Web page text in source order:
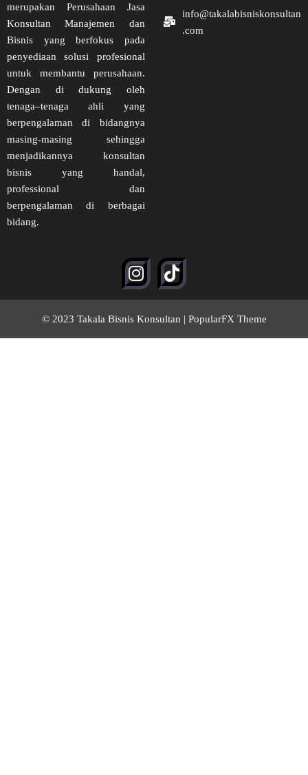
merupakan Perusahaan Jasa
Konsultan Manajemen dan
Bisnis yang berfokus pada
penyediaan solusi profesional
untuk membantu perusahaan.
Dengan di dukung oleh
tenaga–tenaga ahli yang
berpengalaman di bidangnya
masing-masing sehingga
menjadikannya konsultan
bisnis yang handal,
professional dan
berpengalaman di berbagai
bidang.
info@takalabisniskonsultan
.com
© 2023 Takala Bisnis Konsultan | PopularFX Theme